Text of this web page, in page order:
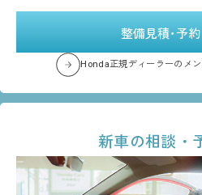
整備見積･予約
Honda正規ディーラーのメ
新車の相談・